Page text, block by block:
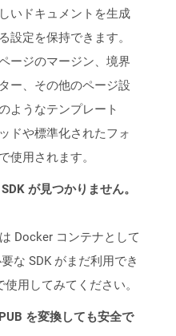
いドキュメントを生成
設定を保持できます。
ージのマージン、境界
ー、その他のページ設
ようなテンプレート
ドや標準化されたフォ
使用されます。
が見つかりません。
Docker コンテナとして
な SDK がまだ利用でき
用してみてください。
を変換しても安全で